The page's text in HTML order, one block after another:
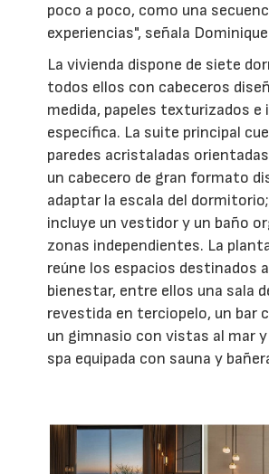
poco a poco, como una
experiencias", señala
La vivienda dispone de siete
todos ellos con cabeceros
medida, papeles texturizados e
específica. La suite principal
paredes acristaladas
un cabecero de gran formato
adaptar la escala del
incluye un vestidor y un baño
zonas independientes. La
reúne los espacios destinados
bienestar, entre ellos una sala
revestida en terciopelo, un bar
un gimnasio con vistas al mar y
spa equipada con sauna y